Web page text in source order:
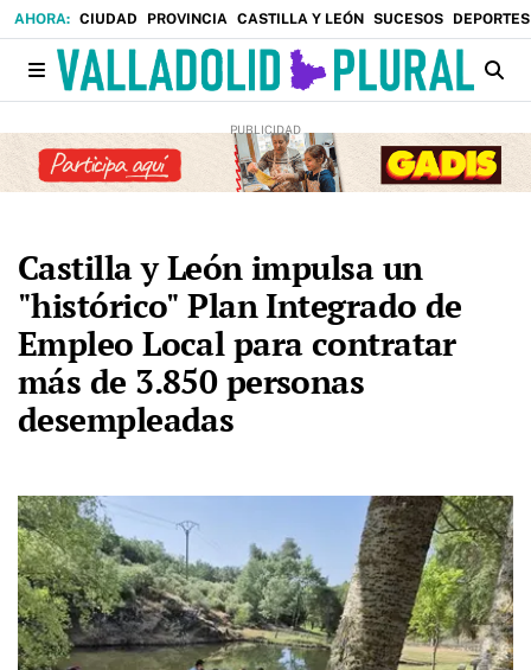
CIUDAD PROVINCIA CASTILLA Y LEÓN SUCESOS DEPORTES
Castilla y León impulsa un
"histórico" Plan Integrado de
Empleo Local para contratar
más de 3.850 personas
desempleadas